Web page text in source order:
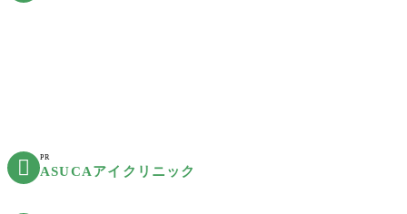
 PR
ASUCAアイクリニック